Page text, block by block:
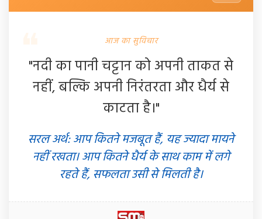
आज का सुविचार
"नदी का पानी चट्टान को अपनी ताकत से
नहीं, बल्कि अपनी निरंतरता और धैर्य से
काटता है।"
सरल अर्थ: आप कितने मजबूत हैं, यह ज्यादा मायने
नहीं रखता। आप कितने धैर्य के साथ काम में लगे
रहते हैं, सफलता उसी से मिलती है।